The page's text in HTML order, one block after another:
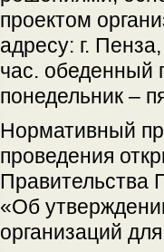
проектом
адресу: г.
час. обеденный
понедельник –
Нормативный
проведения
Правительства
«Об
организаций